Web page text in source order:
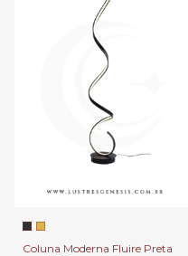
Coluna Moderna Fluire Preta